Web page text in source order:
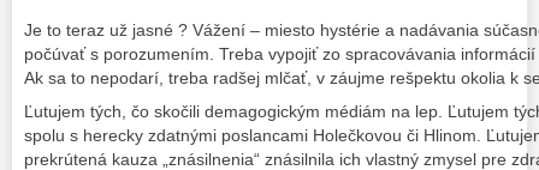
Je to teraz už jasné ? Vážení – miesto hystérie a nadávania
počúvať s porozumením. Treba vypojiť zo spracovávania
Ak sa to nepodarí, treba radšej mlčať, v záujme rešpektu okolia k
Ľutujem tých, čo skočili demagogickým médiám na lep. Ľutujem
spolu s herecky zdatnými poslancami Holečkovou či Hlinom.
prekrútená kauza „znásilnenia“ znásilnila ich vlastný zmysel pre